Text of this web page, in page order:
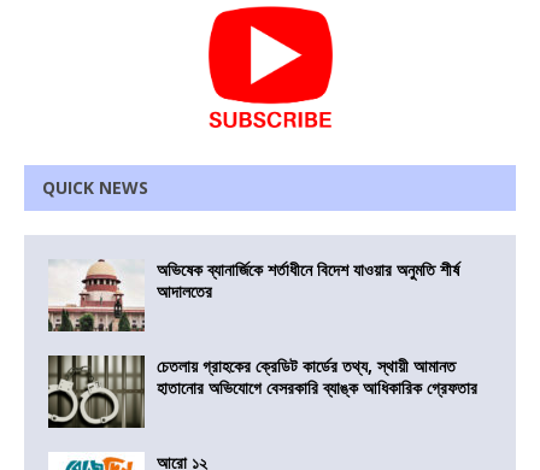
QUICK NEWS
অভিষেক ব্যানার্জিকে শর্তাধীনে বিদেশ যাওয়ার অনুমতি শীর্ষ
আদালতের
চেতলায় গ্রাহকের ক্রেডিট কার্ডের তথ্য, স্থায়ী আমানত
হাতানোর অভিযোগে বেসরকারি ব্যাঙ্ক আধিকারিক গ্রেফতার
আরো ১২